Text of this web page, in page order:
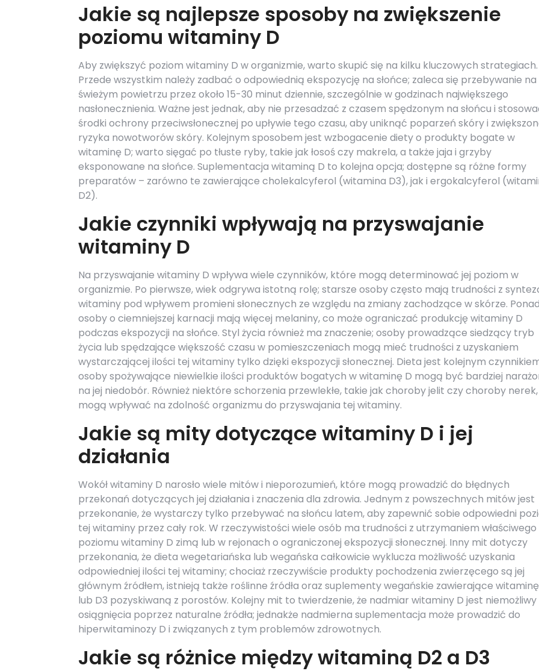
Jakie są najlepsze sposoby na zwiększenie
poziomu witaminy D
Aby zwiększyć poziom witaminy D w organizmie, warto skupić się na kilku kluczowych strategiach.
Przede wszystkim należy zadbać o odpowiednią ekspozycję na słońce; zaleca się przebywanie na
świeżym powietrzu przez około 15-30 minut dziennie, szczególnie w godzinach największego
nasłonecznienia. Ważne jest jednak, aby nie przesadzać z czasem spędzonym na słońcu i
środki ochrony przeciwsłonecznej po upływie tego czasu, aby uniknąć poparzeń skóry i
ryzyka nowotworów skóry. Kolejnym sposobem jest wzbogacenie diety o produkty bogate w
witaminę D; warto sięgać po tłuste ryby, takie jak łosoś czy makrela, a także jaja i grzyby
eksponowane na słońce. Suplementacja witaminą D to kolejna opcja; dostępne są różne formy
preparatów – zarówno te zawierające cholekalcyferol (witamina D3), jak i ergokalcyferol
D2).
Jakie czynniki wpływają na przyswajanie
witaminy D
Na przyswajanie witaminy D wpływa wiele czynników, które mogą determinować jej poziom w
organizmie. Po pierwsze, wiek odgrywa istotną rolę; starsze osoby często mają trudności z
witaminy pod wpływem promieni słonecznych ze względu na zmiany zachodzące w skórze.
osoby o ciemniejszej karnacji mają więcej melaniny, co może ograniczać produkcję witaminy D
podczas ekspozycji na słońce. Styl życia również ma znaczenie; osoby prowadzące siedzący tryb
życia lub spędzające większość czasu w pomieszczeniach mogą mieć trudności z uzyskaniem
wystarczającej ilości tej witaminy tylko dzięki ekspozycji słonecznej. Dieta jest kolejnym
osoby spożywające niewielkie ilości produktów bogatych w witaminę D mogą być bardziej
na jej niedobór. Również niektóre schorzenia przewlekłe, takie jak choroby jelit czy choroby nerek,
mogą wpływać na zdolność organizmu do przyswajania tej witaminy.
Jakie są mity dotyczące witaminy D i jej
działania
Wokół witaminy D narosło wiele mitów i nieporozumień, które mogą prowadzić do błędnych
przekonań dotyczących jej działania i znaczenia dla zdrowia. Jednym z powszechnych mitów jest
przekonanie, że wystarczy tylko przebywać na słońcu latem, aby zapewnić sobie odpowiedni
tej witaminy przez cały rok. W rzeczywistości wiele osób ma trudności z utrzymaniem właściwego
poziomu witaminy D zimą lub w rejonach o ograniczonej ekspozycji słonecznej. Inny mit dotyczy
przekonania, że dieta wegetariańska lub wegańska całkowicie wyklucza możliwość uzyskania
odpowiedniej ilości tej witaminy; chociaż rzeczywiście produkty pochodzenia zwierzęcego są jej
głównym źródłem, istnieją także roślinne źródła oraz suplementy wegańskie zawierające
lub D3 pozyskiwaną z porostów. Kolejny mit to twierdzenie, że nadmiar witaminy D jest niemożliwy
osiągnięcia poprzez naturalne źródła; jednakże nadmierna suplementacja może prowadzić do
hiperwitaminozy D i związanych z tym problemów zdrowotnych.
Jakie są różnice między witaminą D2 a D3